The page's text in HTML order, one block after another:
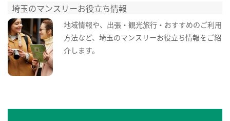
埼玉のマンスリーお役立ち情報
地域情報や、出張・観光旅行・おすすめのご利用
方法など、埼玉のマンスリーお役立ち情報をご紹
介します。